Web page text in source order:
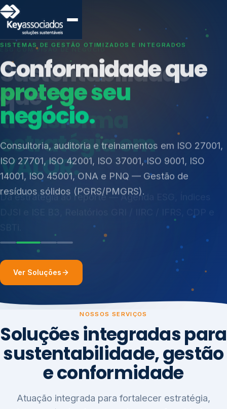
SISTEMAS DE GESTÃO OTIMIZADOS E INTEGRADOS
Conformidade que
protege seu
negócio.
Consultoria, auditoria e treinamentos em ISO 27001,
ISO 27701, ISO 42001, ISO 37001, ISO 9001, ISO
14001, ISO 45001, ONA e PNQ — Gestão de
resíduos sólidos (PGRS/PMGRS).
Índices de Mercado
Reputação e Cadeia
Reporte Regulatório
Ver Soluções
NOSSOS SERVIÇOS
Soluções integradas para
sustentabilidade, gestão
e conformidade
Atuação integrada para fortalecer estratégia,